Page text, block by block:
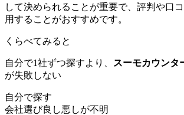
して決められることが重要で、評判や口
用することがおすすめです。
くらべてみると
自分で1社ずつ探すより、 スーモカウンタ
が失敗しない
自分で探す
会社選び良し悪しが不明